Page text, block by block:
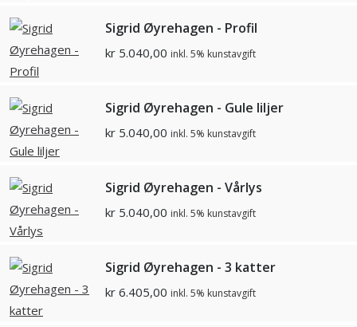
Sigrid Øyrehagen - Profil
kr 5.040,00 inkl. 5% kunstavgift
Sigrid Øyrehagen - Gule liljer
kr 5.040,00 inkl. 5% kunstavgift
Sigrid Øyrehagen - Vårlys
kr 5.040,00 inkl. 5% kunstavgift
Sigrid Øyrehagen - 3 katter
kr 6.405,00 inkl. 5% kunstavgift